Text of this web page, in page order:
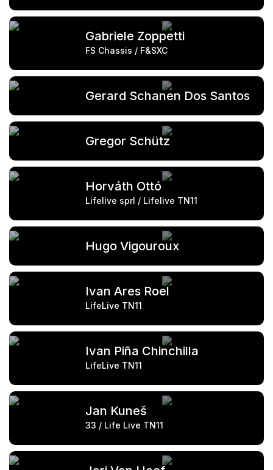
Gabriele Zoppetti
FS Chassis / F&SXC
Gerard Schanen Dos Santos
Gregor Schütz
Horváth Ottó
Lifelive sprl / Lifelive TN11
Hugo Vigouroux
Ivan Ares Roel
LifeLive TN11
Ivan Piña Chinchilla
LifeLive TN11
Jan Kuneš
33 / Life Live TN11